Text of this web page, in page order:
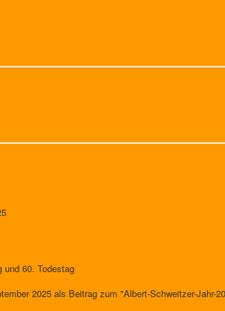
und 60. Todestag
2025 als Beitrag zum "Albert-Schweitzer-Jahr-